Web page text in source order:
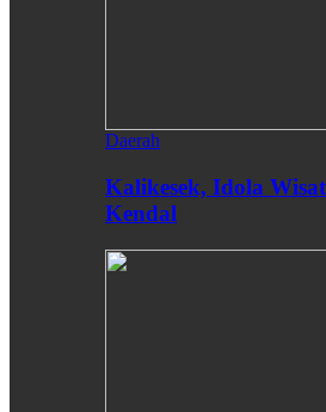
Daerah
Kalikesek, Idola
Kendal